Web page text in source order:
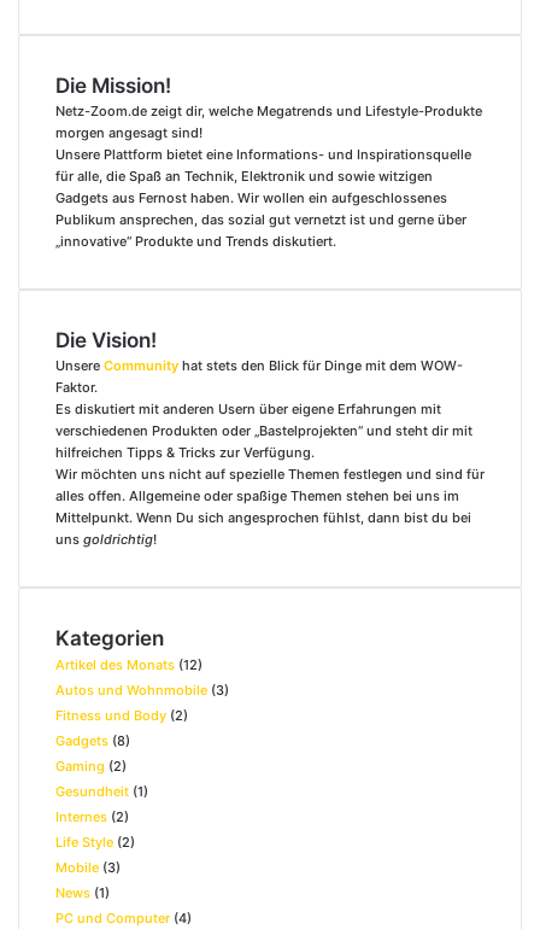
Die Mission!
Netz-Zoom.de zeigt dir, welche Megatrends und Lifestyle-Produkte
morgen angesagt sind!
Unsere Plattform bietet eine Informations- und Inspirationsquelle
für alle, die Spaß an Technik, Elektronik und sowie witzigen
Gadgets aus Fernost haben. Wir wollen ein aufgeschlossenes
Publikum ansprechen, das sozial gut vernetzt ist und gerne über
„innovative“ Produkte und Trends diskutiert.
Die Vision!
Unsere Community hat stets den Blick für Dinge mit dem WOW-
Faktor.
Es diskutiert mit anderen Usern über eigene Erfahrungen mit
verschiedenen Produkten oder „Bastelprojekten“ und steht dir mit
hilfreichen Tipps & Tricks zur Verfügung.
Wir möchten uns nicht auf spezielle Themen festlegen und sind für
alles offen. Allgemeine oder spaßige Themen stehen bei uns im
Mittelpunkt. Wenn Du sich angesprochen fühlst, dann bist du bei
uns goldrichtig!
Kategorien
Artikel des Monats (12)
Autos und Wohnmobile (3)
Fitness und Body (2)
Gadgets (8)
Gaming (2)
Gesundheit (1)
Internes (2)
Life Style (2)
Mobile (3)
News (1)
PC und Computer (4)